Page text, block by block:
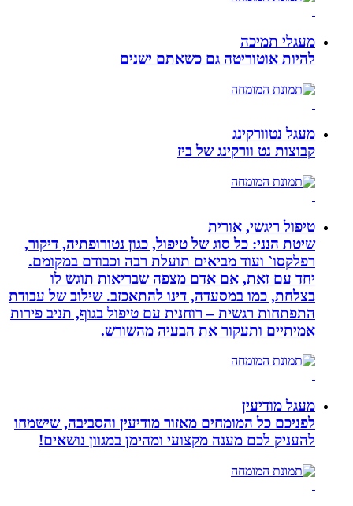
מעגלי תמיכה
להיות אוטוריטה גם כשאתם ישנים
מעגל נטוורקינג
קבוצות נט וורקינג של ביז
טיפול ריגשי, אורית
שיטת הנני: כל סוג של טיפול, כגון נטורופתיה, דיקור,
רפלקסו` ועוד מביאים תועלת רבה וכבודם במקומם.
יחד עם זאת, אם אדם מצפה שבריאות תוגש לו
בצלחת, כמו במסעדה, דינו להתאכזב. שילוב של עבודת
התפתחות רגשית – רוחנית עם טיפול בגוף, תניב פירות
אמיתיים ותעקור את הבעיה מהשורש.
מעגל מודיעין
לפניכם כל המומחים מאזור מודיעין והסביבה, שישמחו
להעניק לכם מענה מקצועי ומהימן במגוון נושאים!